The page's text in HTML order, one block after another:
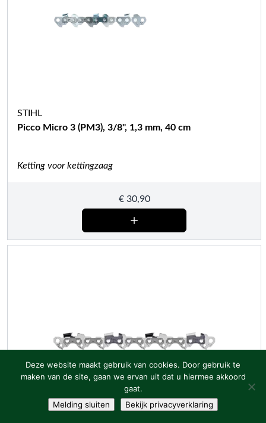
STIHL
Picco Micro 3 (PM3), 3/8", 1,3 mm, 40 cm
Ketting voor kettingzaag
€30,90
Deze website maakt gebruik van cookies. Door gebruik te
maken van de site, gaan we ervan uit dat u hiermee akkoord
gaat.
Melding sluiten
Bekijk privacyverklaring